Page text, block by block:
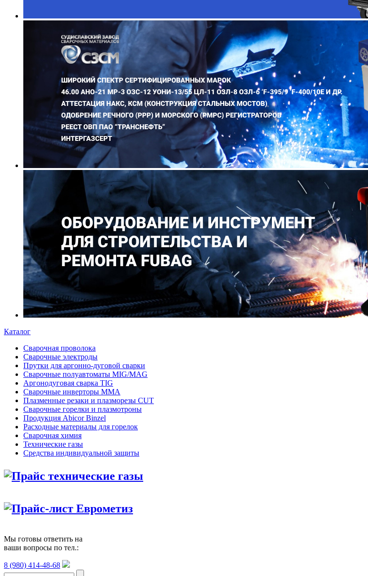
Каталог
Сварочная проволока
Сварочные электроды
Прутки для аргонно-дуговой сварки
Сварочные полуавтоматы MIG/MAG
Аргонодуговая сварка TIG
Сварочные инверторы MMA
Плазменные резаки и плазморезы CUT
Сварочные горелки и плазмотроны
Продукция Abicor Binzel
Расходные материалы для горелок
Сварочная химия
Технические газы
Средства индивидуальной защиты
Прайс технические газы
Прайс-лист Еврометиз
Мы готовы ответить на
ваши вопросы по тел.:
8 (980) 414-48-68